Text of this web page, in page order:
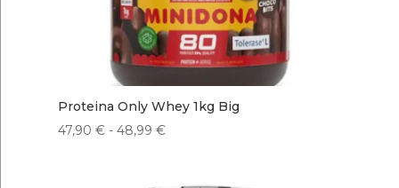
Proteina Only Whey 1kg Big
47,90 € - 48,99 €Rango